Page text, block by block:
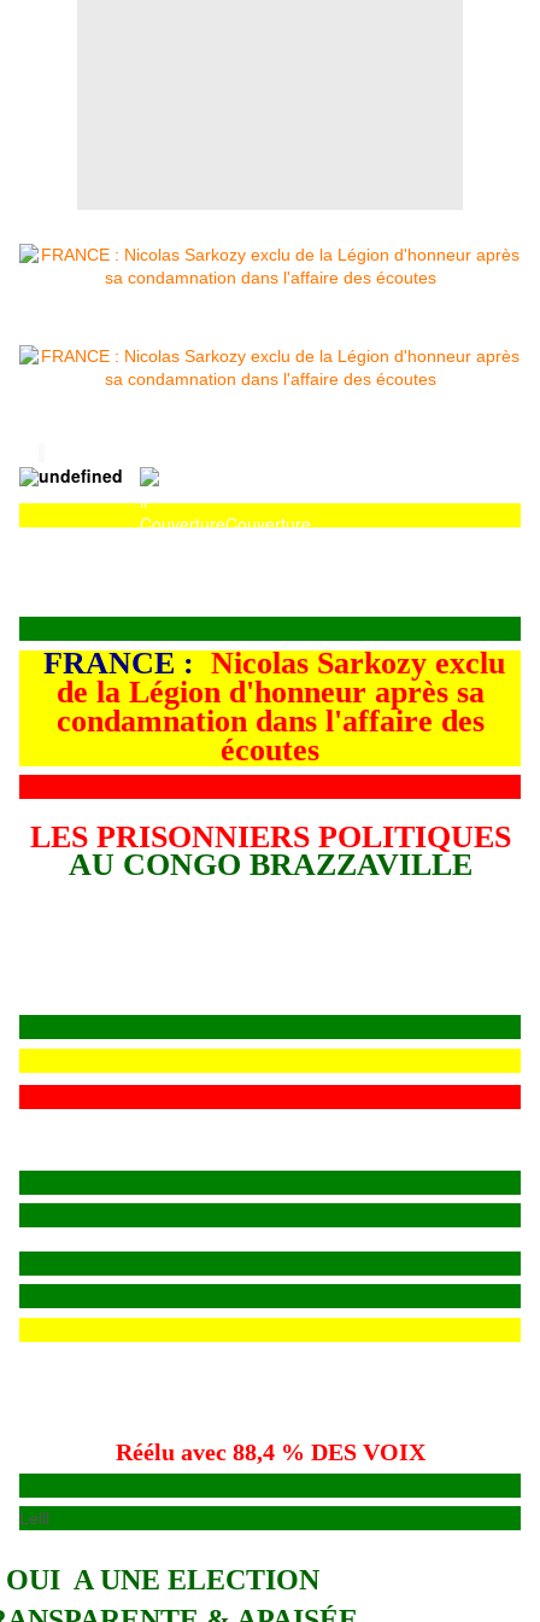
CouvertureCouverture
FRANCE : Nicolas Sarkozy exclu
de la Légion d'honneur après sa
condamnation dans l'affaire des
écoutes
LES PRISONNIERS POLITIQUES
AU CONGO BRAZZAVILLE
Réélu avec 88,4 % DES VOIX
Lelll
OUI A UNE ELECTION